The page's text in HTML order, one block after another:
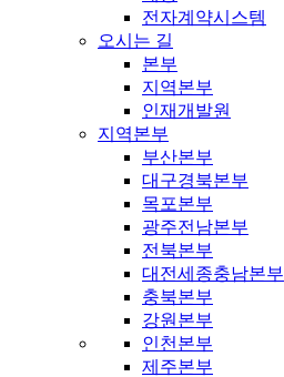
전자계약시스템
오시는 길
본부
지역본부
인재개발원
지역본부
부산본부
대구경북본부
목포본부
광주전남본부
전북본부
대전세종충남본부
충북본부
강원본부
인천본부
제주본부